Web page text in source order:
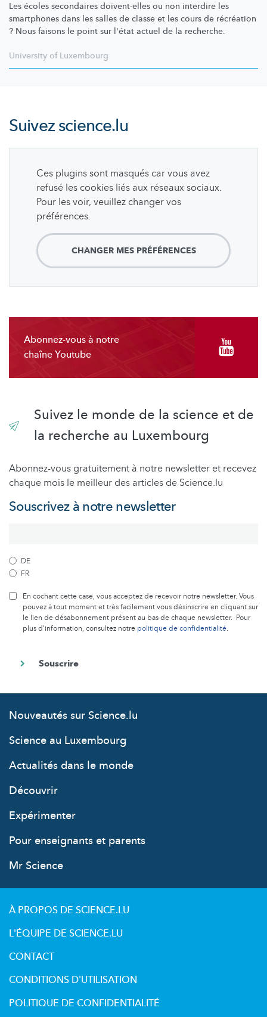
Les écoles secondaires doivent-elles ou non interdire les
smartphones dans les salles de classe et les cours de récréation
? Nous faisons le point sur l'état actuel de la recherche.
University of Luxembourg
Suivezscience.lu
Ces plugins sont masqués car vous avez
refusé les cookies liés aux réseaux sociaux.
Pour les voir, veuillez changer vos
préférences.
CHANGER MES PRÉFÉRENCES
Abonnez-vous à notre
chaîne Youtube
Suivez le monde de la science et de
la recherche au Luxembourg
Abonnez-vous gratuitement à notre newsletter et recevez
chaque mois le meilleur des articles de Science.lu
Souscrivez à notre newsletter
DE
FR
En cochant cette case, vous acceptez de recevoir notre newsletter. Vous
pouvez à tout moment et très facilement vous désinscrire en cliquant sur
le lien de désabonnement présent au bas de chaque newsletter. Pour
plus d’information, consultez notre politique de confidentialité.
Nouveautés sur Science.lu
Science au Luxembourg
Actualités dans le monde
Découvrir
Expérimenter
Pour enseignants et parents
Mr Science
À PROPOS DE SCIENCE.LU
L'ÉQUIPE DE SCIENCE.LU
CONTACT
CONDITIONS D'UTILISATION
POLITIQUE DE CONFIDENTIALITÉ